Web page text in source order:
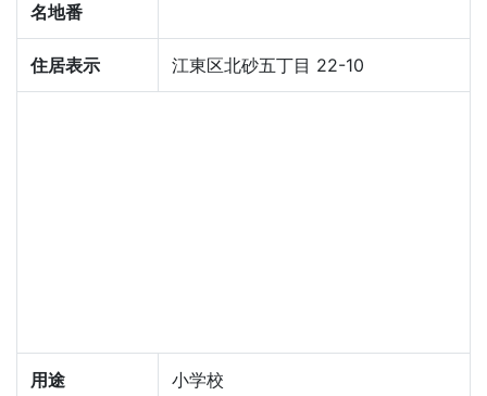
名地番
住居表示 江東区北砂五丁目 22-10
用途 小学校